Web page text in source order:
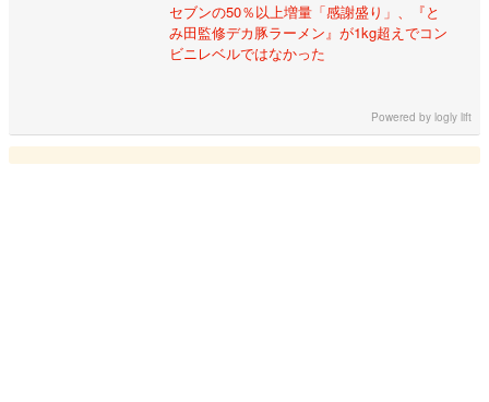
セブンの50％以上増量「感謝盛り」、『と
み田監修デカ豚ラーメン』が1kg超えでコン
ビニレベルではなかった
Powered bylogly lift